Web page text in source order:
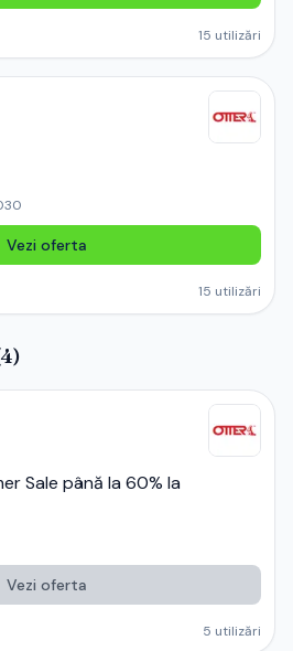
15 utilizări
Vezi oferta
15 utilizări
4)
Sale până la 60% la
Vezi oferta
5 utilizări